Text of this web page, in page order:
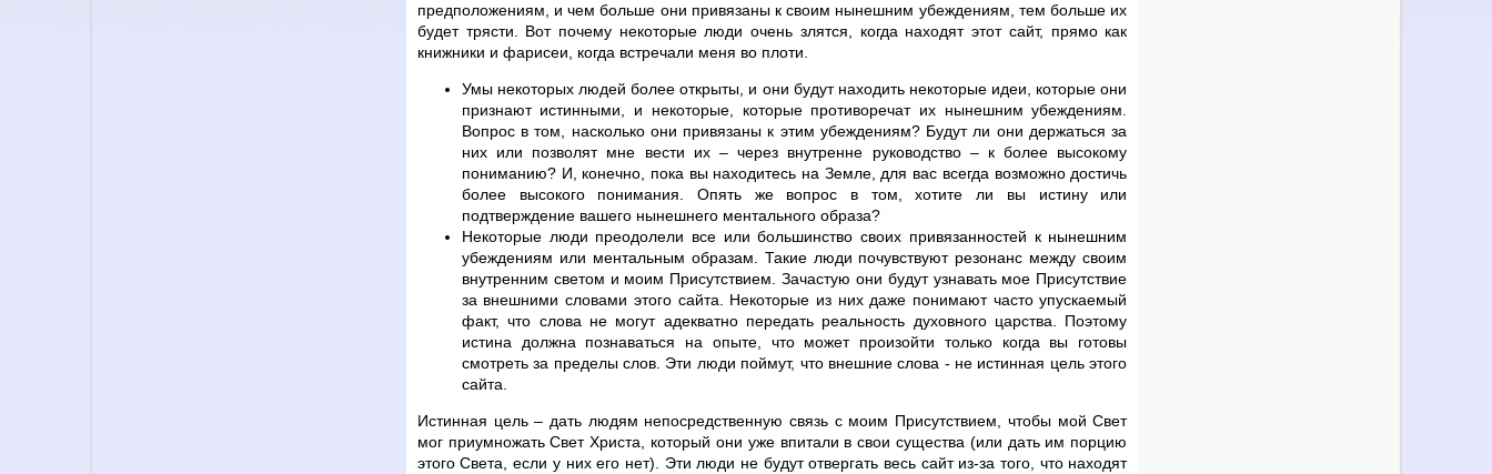
предположениям, и чем больше они привязаны к своим нынешним убеждениям, тем больше их
будет трясти. Вот почему некоторые люди очень злятся, когда находят этот сайт, прямо как
книжники и фарисеи, когда встречали меня во плоти.
Умы некоторых людей более открыты, и они будут находить некоторые идеи, которые они
признают истинными, и некоторые, которые противоречат их нынешним убеждениям.
Вопрос в том, насколько они привязаны к этим убеждениям? Будут ли они держаться за
них или позволят мне вести их – через внутренне руководство – к более высокому
пониманию? И, конечно, пока вы находитесь на Земле, для вас всегда возможно достичь
более высокого понимания. Опять же вопрос в том, хотите ли вы истину или
подтверждение вашего нынешнего ментального образа?
Некоторые люди преодолели все или большинство своих привязанностей к нынешним
убеждениям или ментальным образам. Такие люди почувствуют резонанс между своим
внутренним светом и моим Присутствием. Зачастую они будут узнавать мое Присутствие
за внешними словами этого сайта. Некоторые из них даже понимают часто упускаемый
факт, что слова не могут адекватно передать реальность духовного царства. Поэтому
истина должна познаваться на опыте, что может произойти только когда вы готовы
смотреть за пределы слов. Эти люди поймут, что внешние слова - не истинная цель этого
сайта.
Истинная цель – дать людям непосредственную связь с моим Присутствием, чтобы мой Свет
мог приумножать Свет Христа, который они уже впитали в свои существа (или дать им порцию
этого Света, если у них его нет). Эти люди не будут отвергать весь сайт из-за того, что находят